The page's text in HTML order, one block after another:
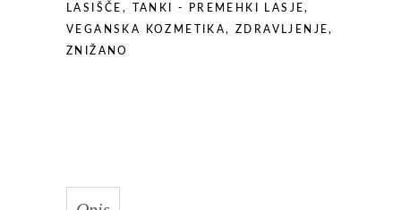
8
ml
quantity
LASIŠČE , TANKI - PREMEHKI LASJE,
VEGANSKA KOZMETIKA,ZDRAVLJENJE,
ZNIŽANO